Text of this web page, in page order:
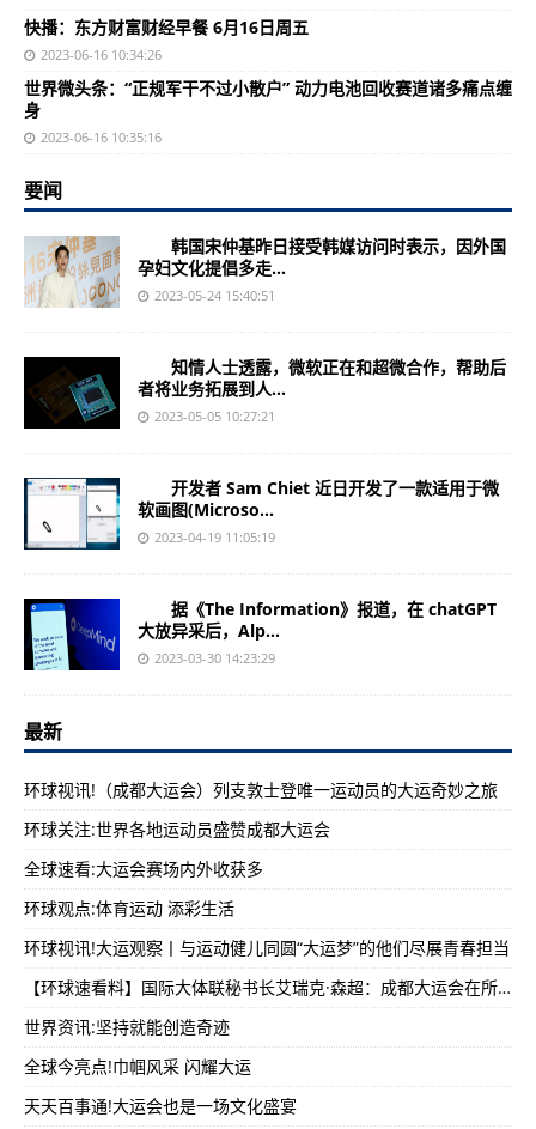
快播：东方财富财经早餐 6月16日周五
2023-06-16 10:34:26
世界微头条：“正规军干不过小散户” 动力电池回收赛道诸多痛点缠
身
2023-06-16 10:35:16
要闻
韩国宋仲基昨日接受韩媒访问时表示，因外国
孕妇文化提倡多走...
2023-05-24 15:40:51
知情人士透露，微软正在和超微合作，帮助后
者将业务拓展到人...
2023-05-05 10:27:21
开发者 Sam Chiet 近日开发了一款适用于微
软画图(Microso...
2023-04-19 11:05:19
据《The Information》报道，在 chatGPT
大放异采后，Alp...
2023-03-30 14:23:29
最新
环球视讯!（成都大运会）列支敦士登唯一运动员的大运奇妙之旅
环球关注:世界各地运动员盛赞成都大运会
全球速看:大运会赛场内外收获多
环球观点:体育运动 添彩生活
环球视讯!大运观察丨与运动健儿同圆“大运梦”的他们尽展青春担当
【环球速看料】国际大体联秘书长艾瑞克·森超：成都大运会在所有方面都达到了我的预期
世界资讯:坚持就能创造奇迹
全球今亮点!巾帼风采 闪耀大运
天天百事通!大运会也是一场文化盛宴